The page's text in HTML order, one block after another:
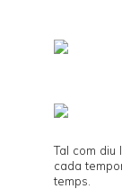
Tal com diu
cada
temps.